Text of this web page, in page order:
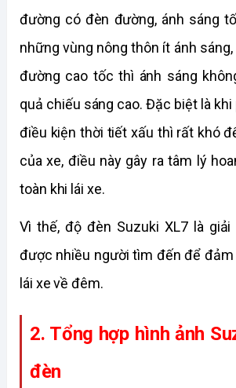
đường có đèn đường, ánh sáng
những vùng nông thôn ít ánh
đường cao tốc thì ánh sáng
quả chiếu sáng cao. Đặc biệt là khi
điều kiện thời tiết xấu thì rất khó
của xe, điều này gây ra tâm lý
toàn khi lái xe.
Vì thế, độ đèn Suzuki XL7 là
được nhiều người tìm đến để đảm
lái xe về đêm.
2. Tổng hợp hình ảnh
đèn